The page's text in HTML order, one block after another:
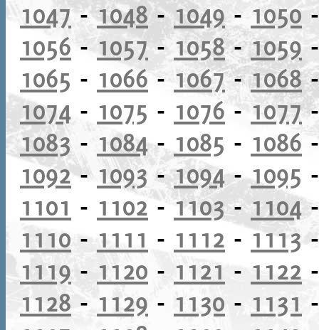
1047-1048-1049 -1050
1056-1057- 1058-1059
1065 - 1066-1067-1068
1074 - 1075 - 1076 -1077
1083 - 1084- 1085 - 1086
1092- 1093-1094-1095
1101 - 1102-1103-1104
1110- 1111 - 1112 -1113
1119- 1120 - 1121 - 1122
1128- 1129 - 1130 - 1131